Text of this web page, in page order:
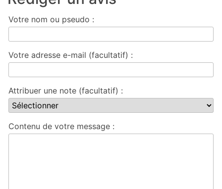
Votre nom ou pseudo :
Votre adresse e-mail (facultatif) :
Attribuer une note (facultatif) :
Contenu de votre message :